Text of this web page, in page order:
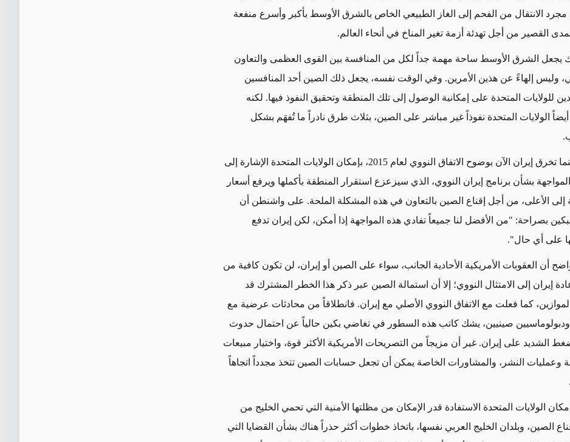
الانتقال من الفحم إلى الغاز الطبيعي الخاص بالشرق الأوسط بأكبر وأسرع منفعة
القصير من أجل تهدئة أزمة تغير المناخ في أنحاء العالم.
يجعل الشرق الأوسط ساحة مهمة جداً لكل من المنافسة بين القوى العظمى والتعاون
وليس إلهاءً عن هذين الأمرين. وفي الوقت نفسه، يجعل ذلك الصين أحد المنافسين
للولايات المتحدة على إمكانية الوصول إلى تلك المنطقة وتحقيق النفوذ فيها. لكنه
الولايات المتحدة نفوذاً غير مباشر على الصين، بثلاث طرق نادراً ما تُفهَم بشكل
أولاً، بينما تخرق إيران الآن بوضوح الاتفاق النووي لعام 2015، بإمكان الولايات المتحدة الإشارة إلى
بشأن برنامج إيران النووي، الذي سيزعزع استقرار المنطقة بأكملها ويرفع أسعار
إلى الأعلى، من أجل إقناع الصين بالتعاون في هذه المشكلة الملحة. على واشنطن أن
بصراحة: "من الأفضل لنا جميعاً تفادي هذه المواجهة إذا أمكن، لكن إيران تدفع
على أي حال".
أن العقوبات الأمريكية الأحادية الجانب، سواء على الصين أو إيران، لن تكون كافية من
إيران إلى الامتثال النووي؛ إلا أن استمالة الصين عبر ذكر هذا الخطر المشترك قد
كما فعلت مع الاتفاق النووي الأصلي مع إيران. فانطلاقاً من محادثات عرضية مع
ودبولوماسيين صينيين، يشك كاتب هذه السطور في تغاضي بكين حالياً عن احتمال حدوث
الشديد على إيران. غير أن مزيجاً من التصريحات الأمريكية الأكثر قوة، واختيار مبيعات
وعمليات النشر، والمشاورات الخاصة يمكن أن تجعل حسابات الصين تتخذ مجدداً اتجاهاً
بإمكان الولايات المتحدة الاستفادة قدر الإمكان من مظلتها الأمنية التي تحمي الخليج من
الصين، وبلدان الخليج العربي نفسها، باتخاذ خطوات أكثر حذراً هناك بشأن القضايا التي